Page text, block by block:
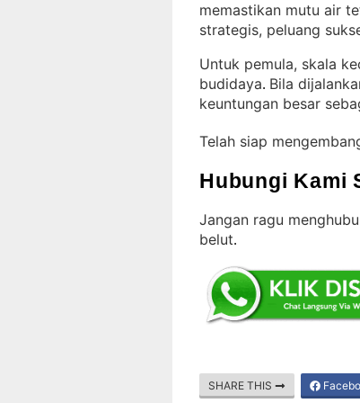
memastikan mutu air
strategis, peluang
Untuk pemula, skala
budidaya. Bila
keuntungan besar
Telah siap
Hubungi Kami
Jangan ragu
belut.
SHARE THIS